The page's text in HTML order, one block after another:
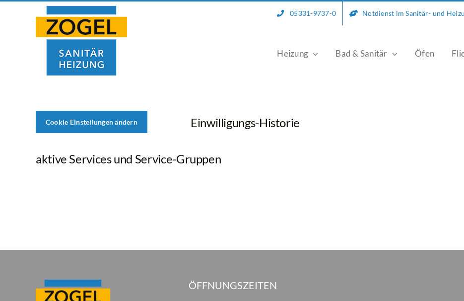
05331-9737-0 Notdienst im Sanitär- und
Heizung Bad & Sanitär Öfen
Cookie Einstellungen ändern Einwilligungs-Historie
aktive Services und Service-Gruppen
ÖFFNUNGSZEITEN